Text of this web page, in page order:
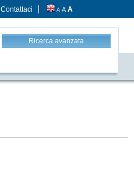
Contattaci A A A
Ricerca avanzata